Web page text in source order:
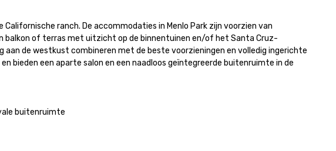
ranch. De accommodaties in Menlo Park zijn voorzien van
balkon of terras met uitzicht op de binnentuinen en/of het Santa Cruz-
aan de westkust combineren met de beste voorzieningen en volledig ingerichte
bieden een aparte salon en een naadloos geïntegreerde buitenruimte in de
buitenruimte